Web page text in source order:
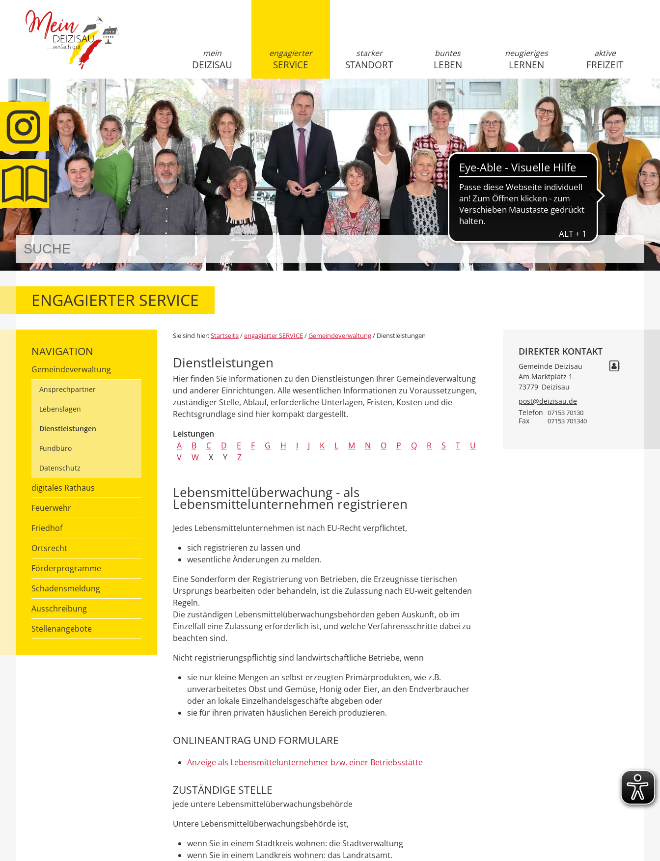
anmelden
mein
DEIZISAU
engagierter
SERVICE
starker
STANDORT
buntes
LEBEN
neugieriges
LERNEN
aktive
FREIZEIT
ENGAGIERTER SERVICE
NAVIGATION
Gemeindeverwaltung
Ansprechpartner
Lebenslagen
Dienstleistungen
Fundbüro
Datenschutz
digitales Rathaus
Feuerwehr
Friedhof
Ortsrecht
Förderprogramme
Schadensmeldung
Ausschreibung
Stellenangebote
Sie sind hier:Startseite/engagierter SERVICE/Gemeindeverwaltung/ Dienstleistungen
Dienstleistungen
Hier finden Sie Informationen zu den Dienstleistungen Ihrer Gemeindeverwaltung
und anderer Einrichtungen. Alle wesentlichen Informationen zu Voraussetzungen,
zuständiger Stelle, Ablauf, erforderliche Unterlagen, Fristen, Kosten und die
Rechtsgrundlage sind hier kompakt dargestellt.
Leistungen
A
B C D E F G H I J K L M N O P Q R S T
U
V
W X Y Z
Lebensmittelüberwachung - als
Lebensmittelunternehmen registrieren
Jedes Lebensmittelunternehmen ist nach EU-Recht verpflichtet,
sich registrieren zu lassen und
wesentliche Änderungen zu melden.
Eine Sonderform der Registrierung von Betrieben, die Erzeugnisse tierischen
Ursprungs bearbeiten oder behandeln, ist die Zulassung nach EU-weit geltenden
Regeln.
Die zuständigen Lebensmittelüberwachungsbehörden geben Auskunft, ob im
Einzelfall eine Zulassung erforderlich ist, und welche Verfahrensschritte dabei zu
beachten sind.
Nicht registrierungspflichtig sind landwirtschaftliche Betriebe, wenn
sie nur kleine Mengen an selbst erzeugten Primärprodukten, wie z.B.
unverarbeitetes Obst und Gemüse, Honig oder Eier, an den Endverbraucher
oder an lokale Einzelhandelsgeschäfte abgeben oder
sie für ihren privaten häuslichen Bereich produzieren.
ONLINEANTRAG UND FORMULARE
Anzeige als Lebensmittelunternehmer bzw. einer Betriebsstätte
ZUSTÄNDIGE STELLE
jede untere Lebensmittelüberwachungsbehörde
Untere Lebensmittelüberwachungsbehörde ist,
wenn Sie in einem Stadtkreis wohnen: die Stadtverwaltung
wenn Sie in einem Landkreis wohnen: das Landratsamt.
DIREKTER KONTAKT
Gemeinde Deizisau
Am Marktplatz 1
73779 Deizisau
post@deizisau.de
Telefon 07153 70130
Fax 07153 701340